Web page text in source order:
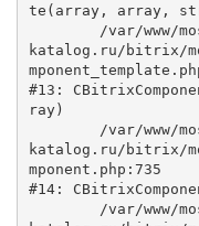
te(array, array,
katalog.ru/bitrix/
#13:
ray)
katalog.ru/bitrix/
mponent.php:735
#14: